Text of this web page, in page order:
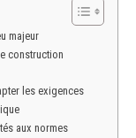
majeur
construction
les exigences
aux normes